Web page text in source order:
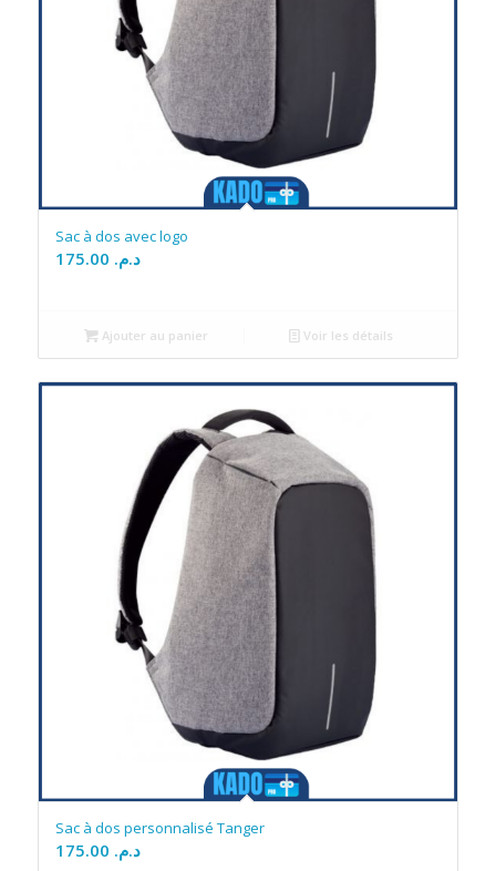
Sac à dos avec logo
د.م.
Ajouter au panier Voir les détails
Sac à dos personnalisé Tanger
د.م.